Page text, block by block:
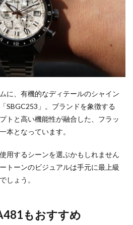
に、有機的なディテールのシャイン
SBGC253」。ブランドを象徴する
トと高い機能性が融合した、フラッ
本となっています。
用するシーンを選ぶかもしれません
トーンのビジュアルは手元に最上級
しょう。
もおすすめ